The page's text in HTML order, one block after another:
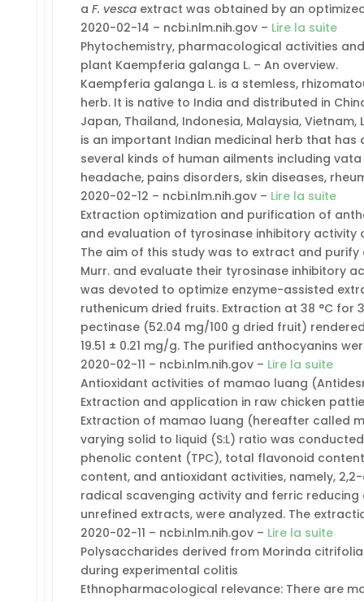
a F. vescaextract was obtained by an
2020-02-14 – ncbi.nlm.nih.gov – Lire la suite
Phytochemistry, pharmacological activities
plant Kaempferia galanga L. – An overview.
Kaempferia galanga L. is a stemless,
herb. It is native to India and distributed in
Japan, Thailand, Indonesia, Malaysia, Vietnam,
is an important Indian medicinal herb that
several kinds of human ailments including
headache, pains disorders, skin diseases,
2020-02-12 – ncbi.nlm.nih.gov – Lire la suite
Extraction optimization and purification of
and evaluation of tyrosinase inhibitory activity
The aim of this study was to extract and
Murr. and evaluate their tyrosinase inhibitory
was devoted to optimize enzyme-assisted
ruthenicum dried fruits. Extraction at 38 °C for
pectinase (52.04 mg/100 g dried fruit)
19.51 ± 0.21 mg/g. The purified anthocyanins
2020-02-11 – ncbi.nlm.nih.gov – Lire la suite
Antioxidant activities of mamao luang
Extraction and application in raw chicken
Extraction of mamao luang (hereafter called
varying solid to liquid (S:L) ratio was
phenolic content (TPC), total flavonoid
content, and antioxidant activities, namely,
radical scavenging activity and ferric reducing
unrefined extracts, were analyzed. The
2020-02-11 – ncbi.nlm.nih.gov – Lire la suite
Polysaccharides derived from Morinda
during experimental colitis
Ethnopharmacological relevance: There are